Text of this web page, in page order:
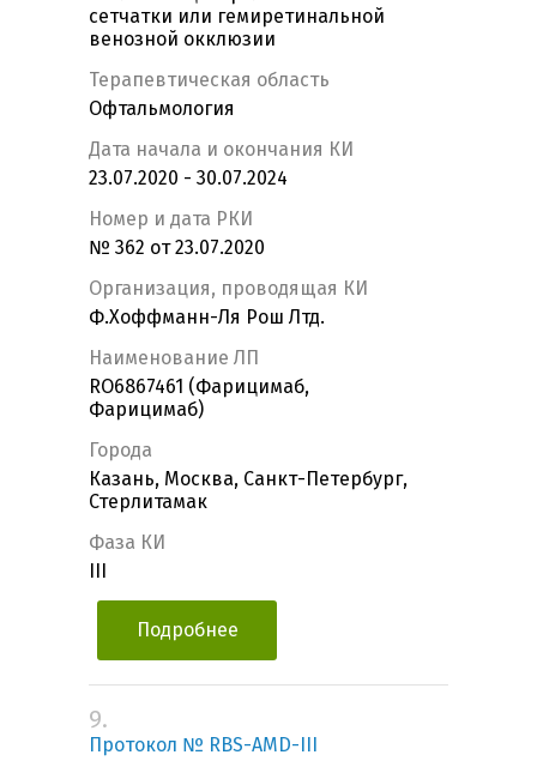
сетчатки или гемиретинальной
венозной окклюзии
Терапевтическая область
Офтальмология
Дата начала и окончания КИ
23.07.2020 - 30.07.2024
Номер и дата РКИ
№ 362 от 23.07.2020
Организация, проводящая КИ
Ф.Хоффманн-Ля Рош Лтд.
Наименование ЛП
RO6867461 (Фарицимаб,
Фарицимаб)
Города
Казань, Москва, Санкт-Петербург,
Стерлитамак
Фаза КИ
Подробнее
9.
Протокол № RBS-AMD-III